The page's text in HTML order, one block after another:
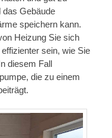
das Gebäude
speichern kann.
Heizung Sie sich
sein, wie Sie
diesem Fall
die zu einem